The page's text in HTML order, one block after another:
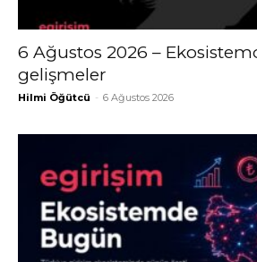
6 Ağustos 2026 –
gelişmeler
Hilmi Öğütcü - 6 Ağustos 2026